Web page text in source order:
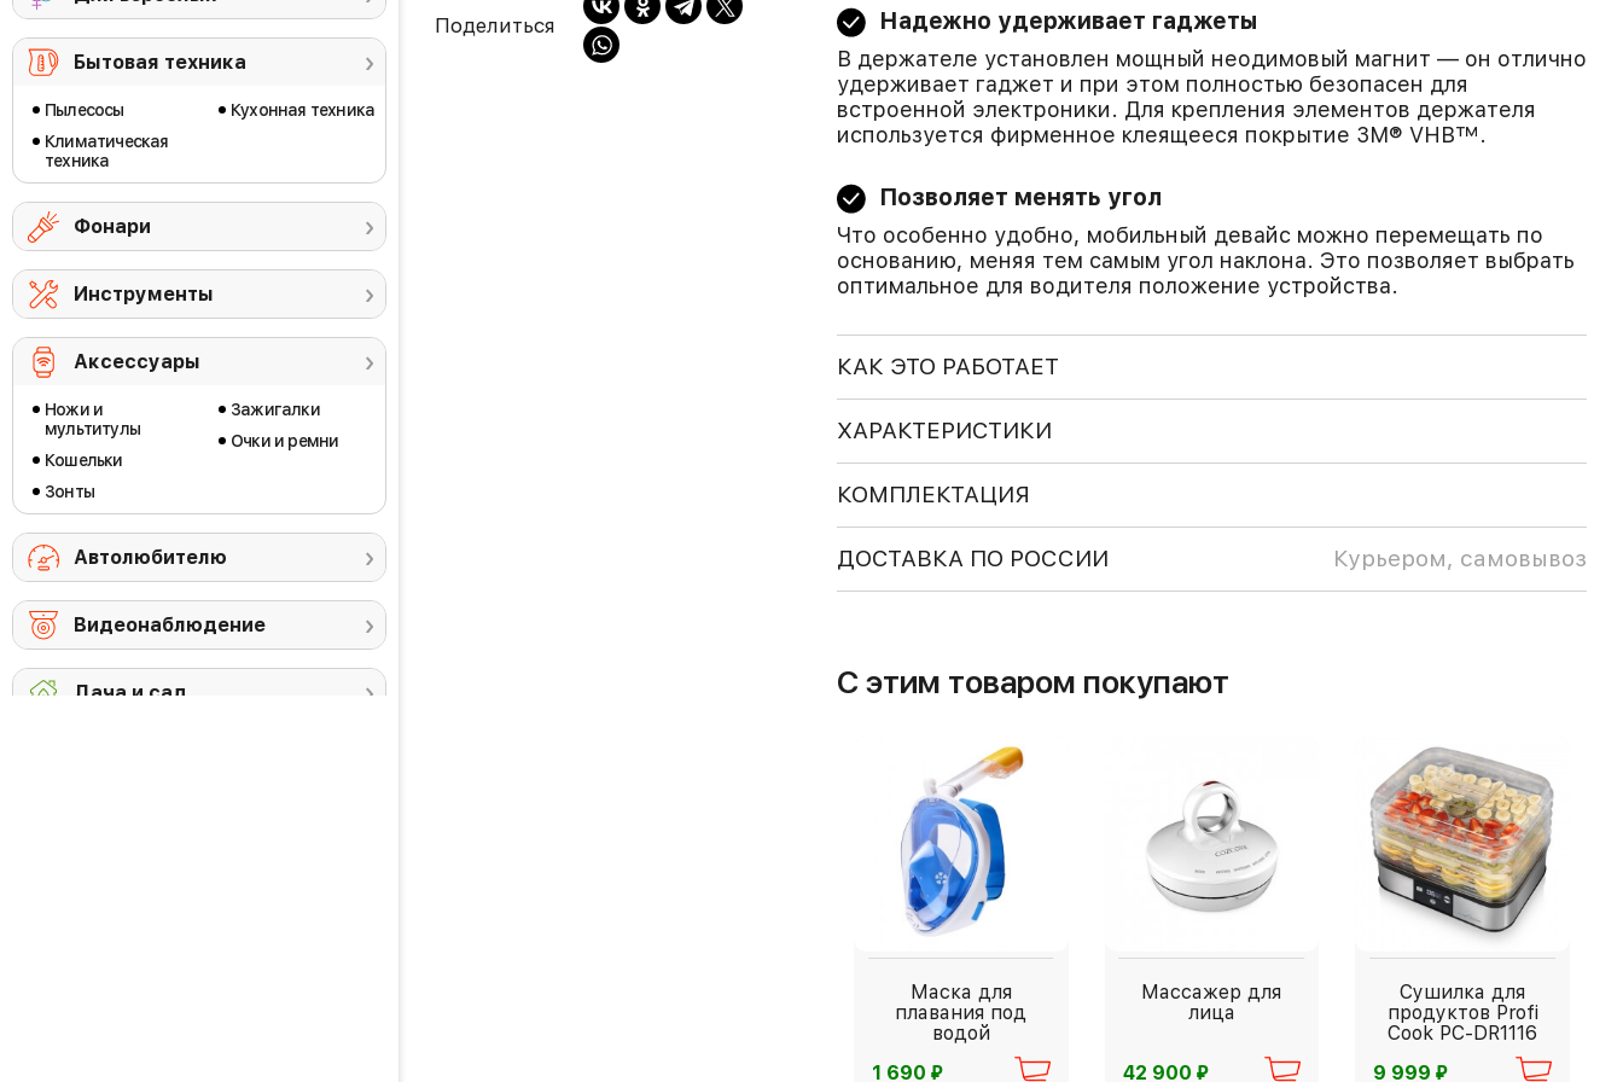
Бытовая техника
Пылесосы
Климатическая
техника
Кухонная техника
Фонари
Инструменты
Аксессуары
Ножи и
мультитулы
Кошельки
Зонты
Зажигалки
Очки и ремни
Автолюбителю
Видеонаблюдение
Дача и сад
Поделиться Надежно удерживает гаджеты
В держателе установлен мощный неодимовый магнит — он отлично
удерживает гаджет и при этом полностью безопасен для
встроенной электроники. Для крепления элементов держателя
используется фирменное клеящееся покрытие 3M® VHB™.
Позволяет менять угол
Что особенно удобно, мобильный девайс можно перемещать по
основанию, меняя тем самым угол наклона. Это позволяет выбрать
оптимальное для водителя положение устройства.
КАК ЭТО РАБОТАЕТ
ХАРАКТЕРИСТИКИ
КОМПЛЕКТАЦИЯ
ДОСТАВКА ПО РОССИИ Курьером, самовывоз
С этим товаром покупают
Маска для
плавания под
водой
1 690 ⃏
Массажер для
лица
42 900 ⃏
Сушилка для
продуктов Profi
Cook PC-DR1116
9 999⃏